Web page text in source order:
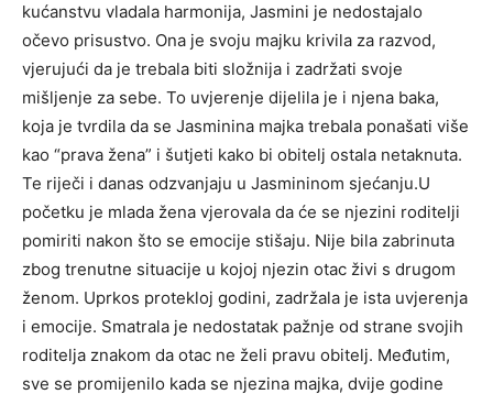
kućanstvu vladala harmonija, Jasmini je nedostajalo
očevo prisustvo. Ona je svoju majku krivila za razvod,
vjerujući da je trebala biti složnija i zadržati svoje
mišljenje za sebe. To uvjerenje dijelila je i njena baka,
koja je tvrdila da se Jasminina majka trebala ponašati više
kao “prava žena” i šutjeti kako bi obitelj ostala netaknuta.
Te riječi i danas odzvanjaju u Jasmininom sjećanju.U
početku je mlada žena vjerovala da će se njezini roditelji
pomiriti nakon što se emocije stišaju. Nije bila zabrinuta
zbog trenutne situacije u kojoj njezin otac živi s drugom
ženom. Uprkos protekloj godini, zadržala je ista uvjerenja
i emocije. Smatrala je nedostatak pažnje od strane svojih
roditelja znakom da otac ne želi pravu obitelj. Međutim,
sve se promijenilo kada se njezina majka, dvije godine